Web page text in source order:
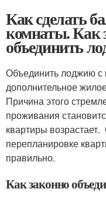
Как сделать
комнаты. Как
объединить
Объединить лоджию с
дополнительное
Причина этого
проживания
квартиры
перепланировке
правильно.
Как законно